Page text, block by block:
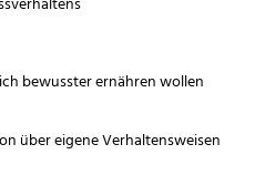
bewusster ernähren wollen
über eigene Verhaltensweisen